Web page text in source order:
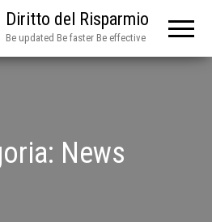
Diritto del Risparmio
Be updated Be faster Be effective
News